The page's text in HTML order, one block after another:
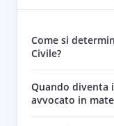
Come si
Civile?
Quando diventa
avvocato in